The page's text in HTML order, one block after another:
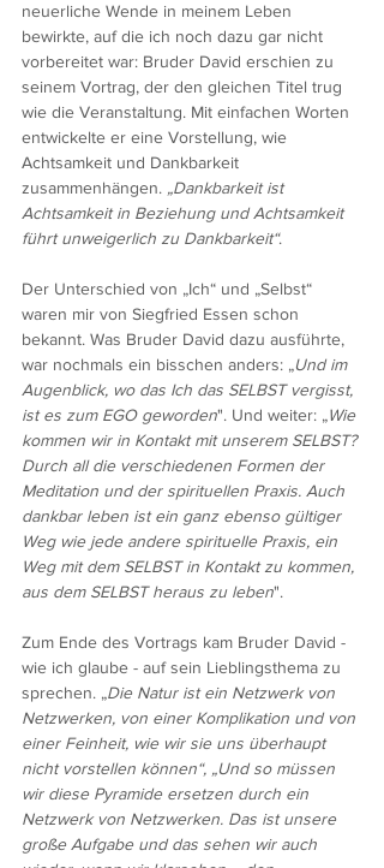
neuerliche Wende in meinem Leben
bewirkte, auf die ich noch dazu gar nicht
vorbereitet war: Bruder David erschien zu
seinem Vortrag, der den gleichen Titel trug
wie die Veranstaltung. Mit einfachen Worten
entwickelte er eine Vorstellung, wie
Achtsamkeit und Dankbarkeit
zusammenhängen. „Dankbarkeit ist
Achtsamkeit in Beziehung und Achtsamkeit
führt unweigerlich zu Dankbarkeit“.
Der Unterschied von „Ich“ und „Selbst“
waren mir von Siegfried Essen schon
bekannt. Was Bruder David dazu ausführte,
war nochmals ein bisschen anders: „Und im
Augenblick, wo das Ich das SELBST vergisst,
ist es zum EGO geworden". Und weiter: „Wie
kommen wir in Kontakt mit unserem SELBST?
Durch all die verschiedenen Formen der
Meditation und der spirituellen Praxis. Auch
dankbar leben ist ein ganz ebenso gültiger
Weg wie jede andere spirituelle Praxis, ein
Weg mit dem SELBST in Kontakt zu kommen,
aus dem SELBST heraus zu leben".
Zum Ende des Vortrags kam Bruder David -
wie ich glaube - auf sein Lieblingsthema zu
sprechen. „Die Natur ist ein Netzwerk von
Netzwerken, von einer Komplikation und von
einer Feinheit, wie wir sie uns überhaupt
nicht vorstellen können“, „Und so müssen
wir diese Pyramide ersetzen durch ein
Netzwerk von Netzwerken. Das ist unsere
große Aufgabe und das sehen wir auch